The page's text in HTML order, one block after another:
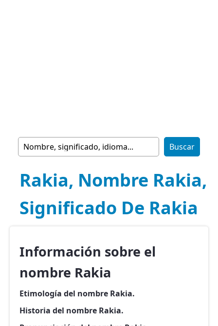
Rakia, Nombre Rakia,
Significado De Rakia
Información sobre el
nombre Rakia
Etimología del nombre Rakia.
Historia del nombre Rakia.